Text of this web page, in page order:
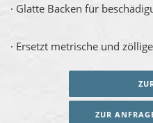
· Glatte Backen für
· Ersetzt metrische und
ZUR